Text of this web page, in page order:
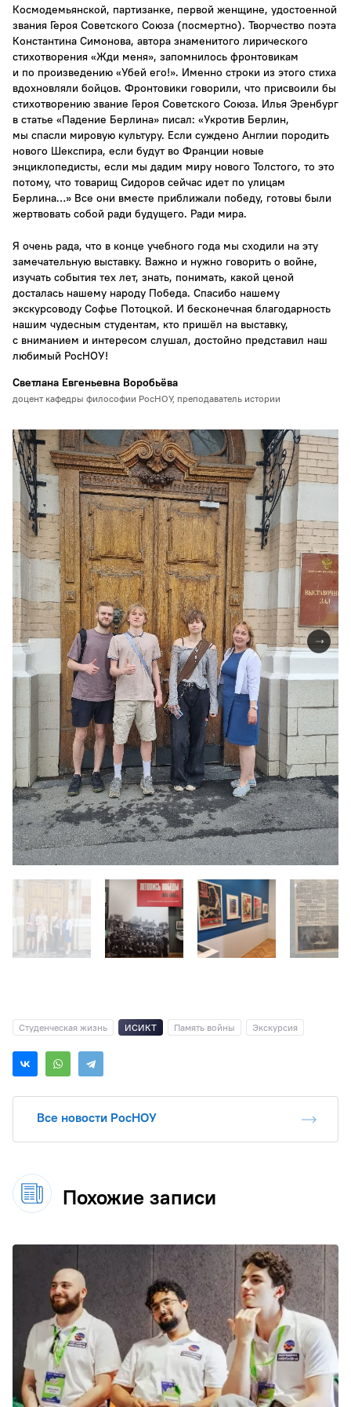
Космодемьянской, партизанке, первой женщине, удостоенной
звания Героя Советского Союза (посмертно). Творчество поэта
Константина Симонова, автора знаменитого лирического
стихотворения «Жди меня», запомнилось фронтовикам
и по произведению «Убей его!». Именно строки из этого стиха
вдохновляли бойцов. Фронтовики говорили, что присвоили бы
стихотворению звание Героя Советского Союза. Илья Эренбург
в статье «Падение Берлина» писал: «Укротив Берлин,
мы спасли мировую культуру. Если суждено Англии породить
нового Шекспира, если будут во Франции новые
энциклопедисты, если мы дадим миру нового Толстого, то это
потому, что товарищ Сидоров сейчас идет по улицам
Берлина…» Все они вместе приближали победу, готовы были
жертвовать собой ради будущего. Ради мира.
Я очень рада, что в конце учебного года мы сходили на эту
замечательную выставку. Важно и нужно говорить о войне,
изучать события тех лет, знать, понимать, какой ценой
досталась нашему народу Победа. Спасибо нашему
экскурсоводу Софье Потоцкой. И бесконечная благодарность
нашим чудесным студентам, кто пришёл на выставку,
с вниманием и интересом слушал, достойно представил наш
любимый РосНОУ!
Светлана Евгеньевна Воробьёва
доцент кафедры философии РосНОУ, преподаватель истории
Студенческая жизнь ИСИКТ Память войны Экскурсия
Все новости РосНОУ
Похожие записи